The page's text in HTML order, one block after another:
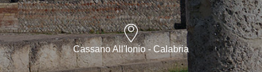
Cassano All'Ionio - Calabria